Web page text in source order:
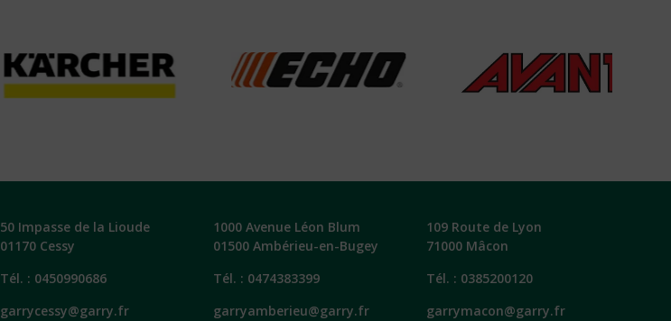
50 Impasse de la Lioude
01170 Cessy
Tél. : 0450990686
garrycessy@garry.fr
1000 Avenue Léon Blum
01500 Ambérieu-en-Bugey
Tél. : 0474383399
garryamberieu@garry.fr
109 Route de Lyon
71000 Mâcon
Tél. : 0385200120
garrymacon@garry.fr